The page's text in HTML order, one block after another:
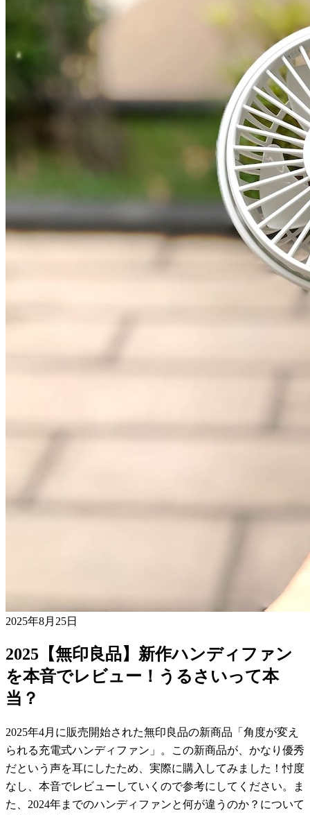
2025年8月25日
2025【無印良品】新作ハンディファン
を本音でレビュー！うるさいって本
当？
2025年4月に販売開始された無印良品の新商品「角度が変え
られる充電式ハンディファン」。この新商品が、かなり優秀
だという声を耳にしたため、実際に購入してみました！忖度
なし、本音でレビューしていくので参考にしてください。ま
た、2024年までのハンディファンと何が違うのか？について